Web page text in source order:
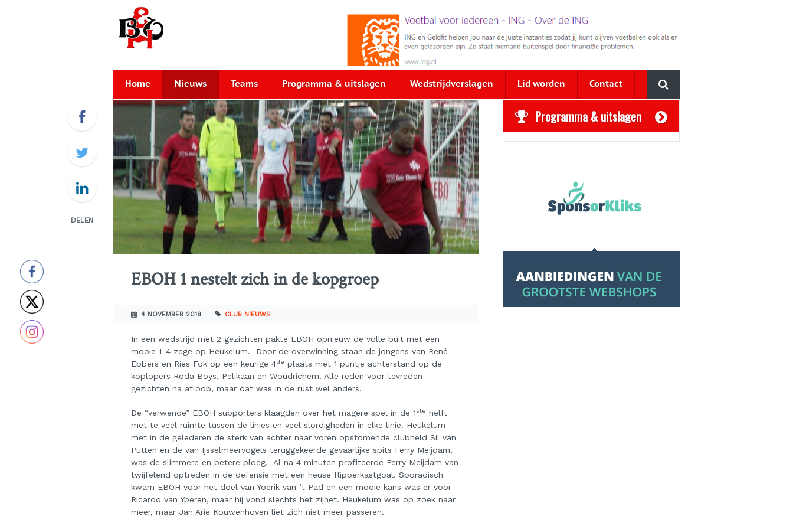
Home Nieuws Teams Programma & uitslagen Wedstrijdverslagen Lid worden Contact
EBOH 1 nestelt zich in de kopgroep
4 NOVEMBER 2018 CLUB NIEUWS
In een wedstrijd met 2 gezichten pakte EBOH opnieuw de volle buit met een
mooie 1-4 zege op Heukelum. Door de overwinning staan de jongens van René
Ebbers en Ries Fok op een keurige 4de plaats met 1 puntje achterstand op de
koplopers Roda Boys, Pelikaan en Woudrichem. Alle reden voor tevreden
gezichten na afloop, maar dat was in de rust wel anders.
De “verwende” EBOH supporters klaagden over het magere spel in de 1ste helft
met te veel ruimte tussen de linies en veel slordigheden in elke linie. Heukelum
met in de gelederen de sterk van achter naar voren opstomende clubheld Sil van
Putten en de van Ijsselmeervogels teruggekeerde gevaarlijke spits Ferry Meijdam,
was de slimmere en betere ploeg. Al na 4 minuten profiteerde Ferry Meijdam van
twijfelend optreden in de defensie met een heuse flipperkastgoal. Sporadisch
kwam EBOH voor het doel van Yoerik van ’t Pad en een mooie kans was er voor
Ricardo van Yperen, maar hij vond slechts het zijnet. Heukelum was op zoek naar
meer, maar Jan Arie Kouwenhoven liet zich niet meer passeren.
DELEN
Programma & uitslagen